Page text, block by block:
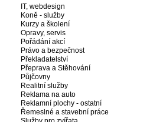
IT, webdesign
Koně - služby
Kurzy a školení
Opravy, servis
Pořádání akcí
Právo a bezpečnost
Překladatelství
Přeprava a Stěhování
Půjčovny
Realitní služby
Reklama na auto
Reklamní plochy - ostatní
Řemeslné a stavební práce